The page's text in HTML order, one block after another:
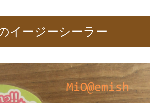
イージーシーラー